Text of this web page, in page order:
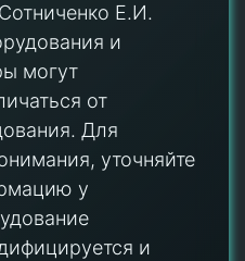
Е.И.
и
могут
от
Для
уточняйте
у
и